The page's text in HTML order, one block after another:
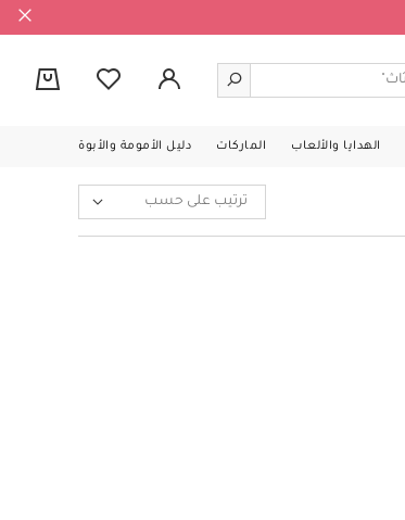
الهدايا والألعاب الماركات دليل الأمومة والأبوة
ترتيب على حسب